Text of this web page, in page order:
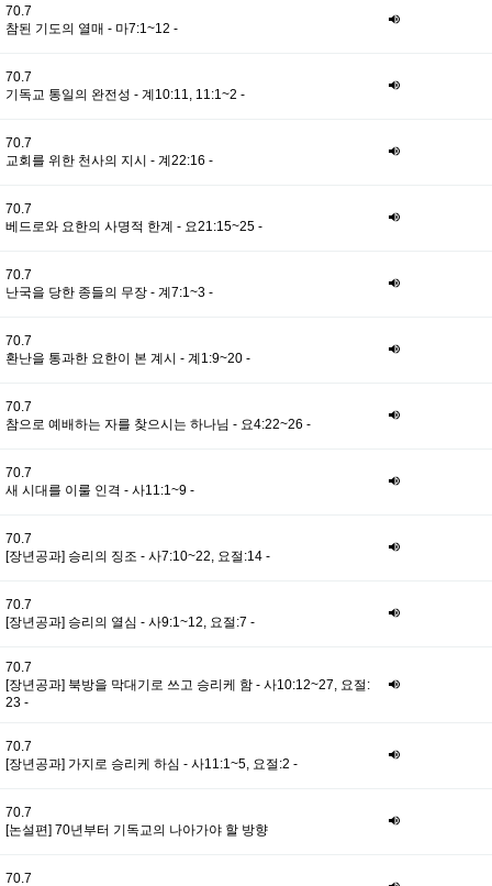
70.7
참된 기도의 열매 - 마7:1~12 -
70.7
기독교 통일의 완전성 - 계10:11, 11:1~2 -
70.7
교회를 위한 천사의 지시 - 계22:16 -
70.7
베드로와 요한의 사명적 한계 - 요21:15~25 -
70.7
난국을 당한 종들의 무장 - 계7:1~3 -
70.7
환난을 통과한 요한이 본 계시 - 계1:9~20 -
70.7
참으로 예배하는 자를 찾으시는 하나님 - 요4:22~26 -
70.7
새 시대를 이룰 인격 - 사11:1~9 -
70.7
[장년공과] 승리의 징조 - 사7:10~22, 요절:14 -
70.7
[장년공과] 승리의 열심 - 사9:1~12, 요절:7 -
70.7
[장년공과] 북방을 막대기로 쓰고 승리케 함 - 사10:12~27, 요절:
23 -
70.7
[장년공과] 가지로 승리케 하심 - 사11:1~5, 요절:2 -
70.7
[논설편] 70년부터 기독교의 나아가야 할 방향
70.7